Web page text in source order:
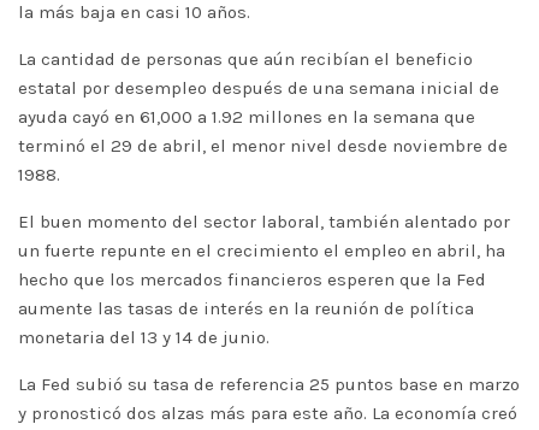
la más baja en casi 10 años.
La cantidad de personas que aún recibían el beneficio
estatal por desempleo después de una semana inicial de
ayuda cayó en 61,000 a 1.92 millones en la semana que
terminó el 29 de abril, el menor nivel desde noviembre de
1988.
El buen momento del sector laboral, también alentado por
un fuerte repunte en el crecimiento el empleo en abril, ha
hecho que los mercados financieros esperen que la Fed
aumente las tasas de interés en la reunión de política
monetaria del 13 y 14 de junio.
La Fed subió su tasa de referencia 25 puntos base en marzo
y pronosticó dos alzas más para este año. La economía creó